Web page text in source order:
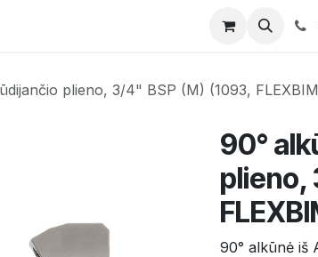
plieno, 3/4" BSP (M) (1093,
90°
plieno,
90° alkūnė iš